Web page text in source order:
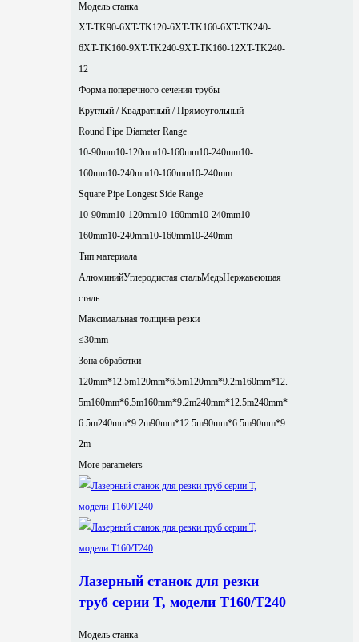
Модель станка
XT-TK90-6XT-TK120-6XT-TK160-6XT-TK240-
6XT-TK160-9XT-TK240-9XT-TK160-12XT-TK240-
12
Форма поперечного сечения трубы
Круглый / Квадратный / Прямоугольный
Round Pipe Diameter Range
10-90mm10-120mm10-160mm10-240mm10-
160mm10-240mm10-160mm10-240mm
Square Pipe Longest Side Range
10-90mm10-120mm10-160mm10-240mm10-
160mm10-240mm10-160mm10-240mm
Тип материала
АлюминийУглеродистая стальМедьНержавеющая
сталь
Максимальная толщина резки
≤30mm
Зона обработки
120mm*12.5m120mm*6.5m120mm*9.2m160mm*12.
5m160mm*6.5m160mm*9.2m240mm*12.5m240mm*
6.5m240mm*9.2m90mm*12.5m90mm*6.5m90mm*9.
2m
More parameters
Лазерный станок для резки
труб серии T, модели T160/T240
Модель станка